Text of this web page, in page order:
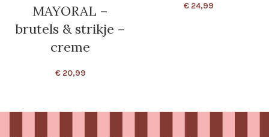
MAYORAL –
brutels & strikje –
creme
€20,99
€ 24,99